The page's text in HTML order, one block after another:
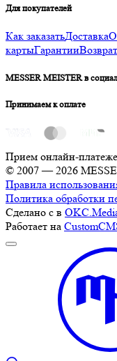
Для покупателей
Как заказатьДоставка
картыГарантии
MESSER MEISTER в
Принимаем к оплате
Прием онлайн-
© 2007 — 2026
Правила
Политика обработки
Сделано с в
Работает на